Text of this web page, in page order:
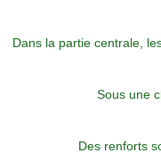
Dans la partie centrale,
Sous une
Des renforts